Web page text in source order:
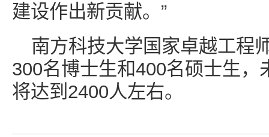
建设作出新贡献。”
南方科技大学国家卓越工程
300名博士生和400名硕士生，
将达到2400人左右。